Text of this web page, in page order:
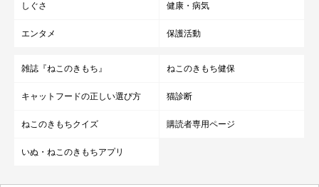
しぐさ 健康・病気
エンタメ 保護活動
雑誌『ねこのきもち』 ねこのきもち健保
キャットフードの正しい選び方 猫診断
ねこのきもちクイズ 購読者専用ページ
いぬ・ねこのきもちアプリ